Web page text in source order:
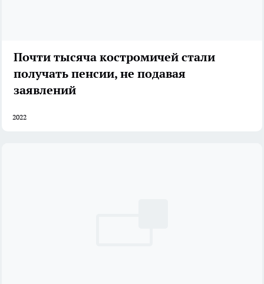
Почти тысяча костромичей стали
получать пенсии, не подавая
заявлений
2022